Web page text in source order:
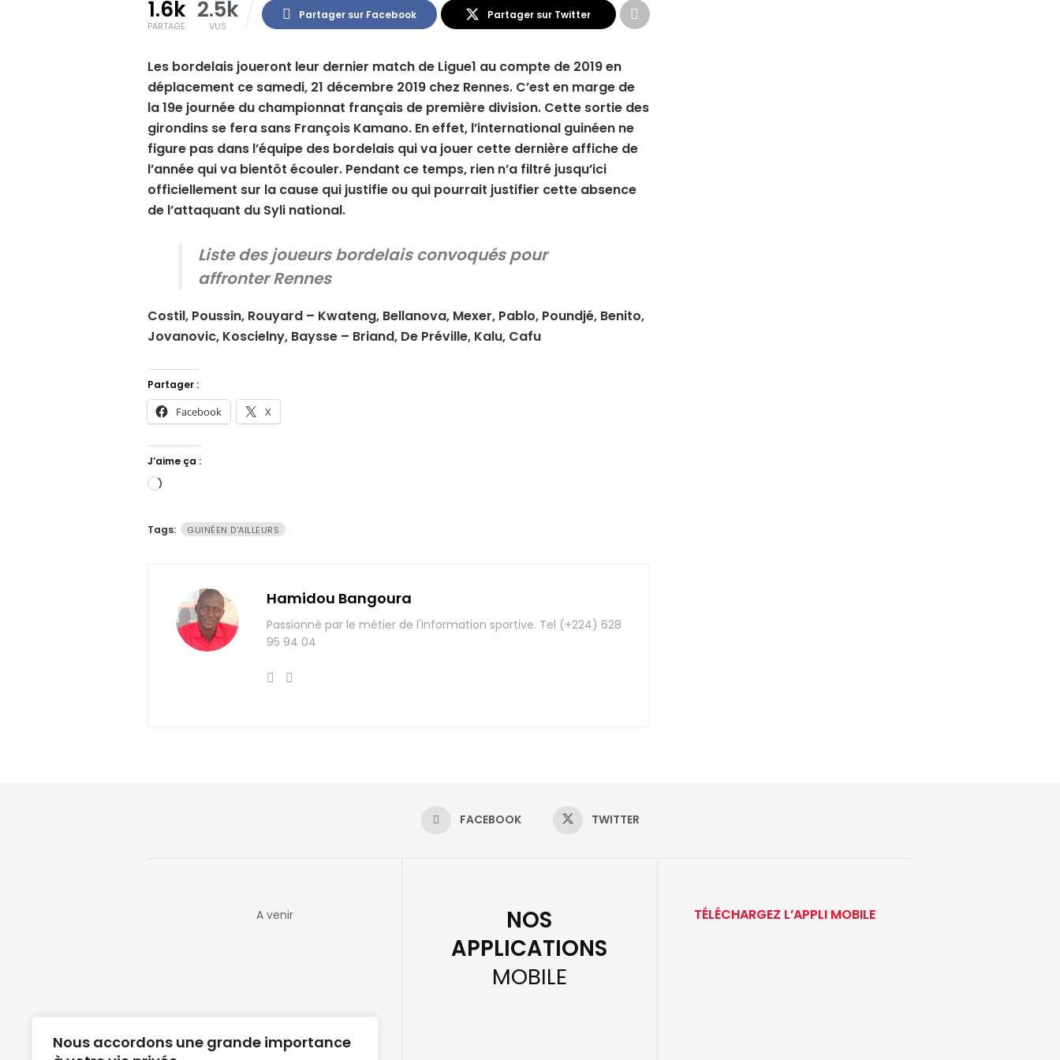
Nous accordons une grande importance
1.6k
PARTAGE
2.5k
VUS
Partager sur Facebook Partager sur Twitter
Les bordelais joueront leur dernier match de Ligue1 au compte de 2019 en
déplacement ce samedi, 21 décembre 2019 chez Rennes. C’est en marge de
la 19e journée du championnat français de première division. Cette sortie des
girondins se fera sans François Kamano. En effet, l’international guinéen ne
figure pas dans l’équipe des bordelais qui va jouer cette dernière affiche de
l’année qui va bientôt écouler. Pendant ce temps, rien n’a filtré jusqu’ici
officiellement sur la cause qui justifie ou qui pourrait justifier cette absence
de l’attaquant du Syli national.
Liste des joueurs bordelais convoqués pour
affronter Rennes
Costil, Poussin, Rouyard – Kwateng, Bellanova, Mexer, Pablo, Poundjé, Benito,
Jovanovic, Koscielny, Baysse – Briand, De Préville, Kalu, Cafu
Partager :
Facebook X
J’aime ça :
Chargement…
Tags: GUINÉEN D'AILLEURS
Hamidou Bangoura
Passionné par le métier de l'information sportive. Tel (+224) 628
95 94 04
FACEBOOK TWITTER
A venir
NOS
APPLICATIONS
MOBILE
TÉLÉCHARGEZ L’APPLI MOBILE